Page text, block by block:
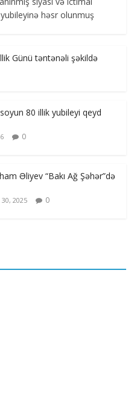
həsr olunmuş
Günü təntənəli şəkildə
80 illik yubileyi qeyd
0
Əliyev “Bakı Ağ Şəhər”də
2025 0